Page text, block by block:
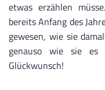
etwas erzählen
bereits Anfang des
gewesen, wie sie
genauso wie sie es
Glückwunsch!